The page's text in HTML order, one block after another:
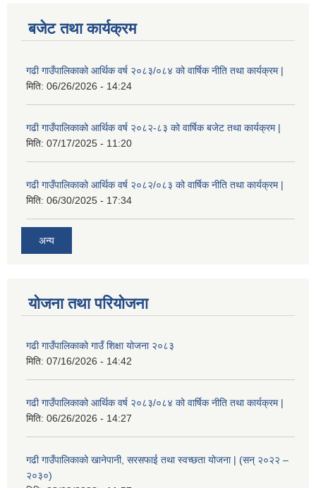
बजेट तथा कार्यक्रम
गढी गाउँपालिकाको आर्थिक वर्ष २०८३/०८४ को वार्षिक नीति तथा कार्यक्रम |
मिति: 06/26/2026 - 14:24
गढी गाउँपालिकाको आर्थिक वर्ष २०८२-८३ को वार्षिक बजेट तथा कार्यक्रम |
मिति: 07/17/2025 - 11:20
गढी गाउँपालिकाको आर्थिक वर्ष २०८२/०८३ को वार्षिक नीति तथा कार्यक्रम |
मिति: 06/30/2025 - 17:34
अन्य
योजना तथा परियोजना
गढी गाउँपालिकाको गाउँ शिक्षा योजना २०८३
मिति: 07/16/2026 - 14:42
गढी गाउँपालिकाको आर्थिक वर्ष २०८३/०८४ को वार्षिक नीति तथा कार्यक्रम |
मिति: 06/26/2026 - 14:27
गढी गाउँपालिकाको खानेपानी, सरसफाई तथा स्वच्छता योजना | (सन् २०२२ –
२०३०)